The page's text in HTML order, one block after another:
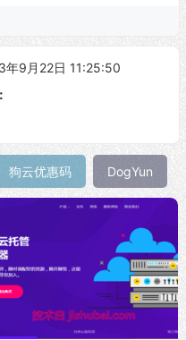
年9月22日 11:25:50
狗云优惠码 DogYun